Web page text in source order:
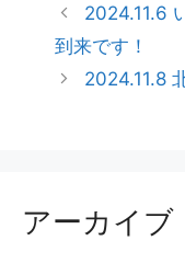
2024.11.6
到来です！
2024.11.8
アーカイブ